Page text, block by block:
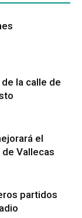
la calle de
el
Vallecas
partidos